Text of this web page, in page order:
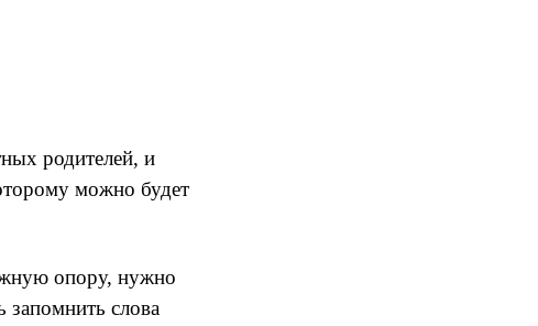
родителей, и
можно будет
опору, нужно
запомнить слова